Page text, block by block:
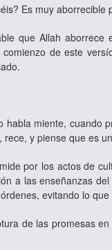
Es muy
que Allah
de este
miente, cuando
y piense que es
por los actos de
a las enseñanzas
evitando lo
de las promesas